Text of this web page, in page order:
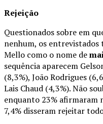
Rejeição
Questionados sobre em
nenhum, os
Mello como o nome de
sequência aparecem
(8,3%), João Rodrigues
Lais Chaud (4,3%). Não
enquanto 23% afirmaram
7,4% disseram rejeitar